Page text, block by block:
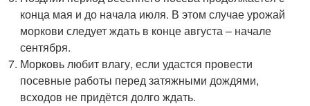
конца мая и до начала июля. В этом случае урожай
моркови следует ждать в конце августа – начале
сентября.
Морковь любит влагу, если удастся провести
посевные работы перед затяжными дождями,
всходов не придётся долго ждать.